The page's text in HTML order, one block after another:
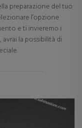
preparazione del tuo
l’opzione
e ti invieremo i
la possibilità di